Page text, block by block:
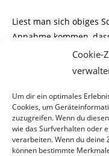
Cookie-
Um dir ein optimales
Cookies, um
zuzugreifen. Wenn du
wie das Surfverhalten oder
verarbeiten. Wenn du deine
können bestimmte
Liest man sich obiges
Annahme kommen,
fasser nicht in der
fassend zu lesen
seinem Brief
kündigungswilligen